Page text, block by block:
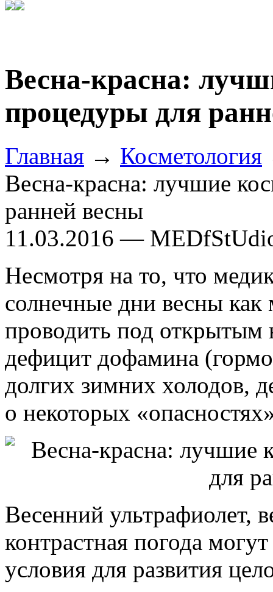
Весна-красна:
процедуры для
Главная → Косметология
Весна-красна: лучшие
ранней весны
11.03.2016 —
Несмотря на то, что
солнечные дни весны
проводить под открытым
дефицит дофамина
долгих зимних холодов,
о некоторых
Весенний ультрафиолет,
контрастная погода
условия для развития